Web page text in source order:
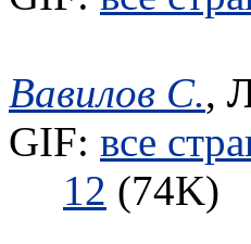
Вавилов С.,
GIF: все
12